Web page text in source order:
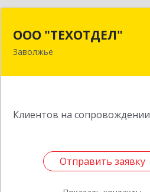
ООО "ТЕХОТДЕЛ"
Заволжье
Клиентов на сопровождении
Отправить заявку
Отправить заявку